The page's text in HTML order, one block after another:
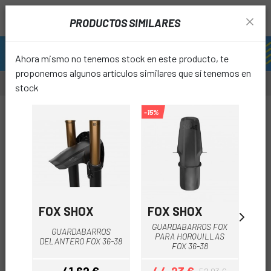
PRODUCTOS SIMILARES
Ahora mismo no tenemos stock en este producto, te
proponemos algunos artículos similares que sí tenemos en
stock
FOX SHOX
GUARDABARROS
DELANTERO FOX 36-38
-15%
FOX SHOX
GUARDABARROS FOX
PARA HORQUILLAS
FOX 36-38